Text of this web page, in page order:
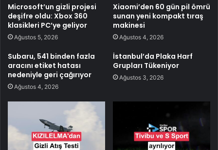
Microsoft’un gizli projesi
deşifre oldu: Xbox 360
klasikleri PC’ye geliyor
Ağustos 5, 2026
Xiaomi’den 60 gün pil ömrü
sunan yeni kompakt tıraş
makinesi
Ağustos 4, 2026
Subaru, 541 binden fazla
aracını etiket hatası
nedeniyle geri çağırıyor
Ağustos 4, 2026
İstanbul’da Plaka Harf
Grupları Tükeniyor
Ağustos 3, 2026